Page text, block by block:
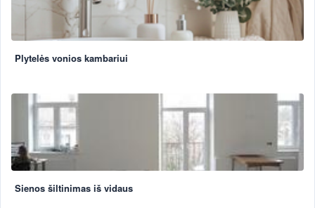
Plytelės vonios kambariui
Sienos šiltinimas iš vidaus